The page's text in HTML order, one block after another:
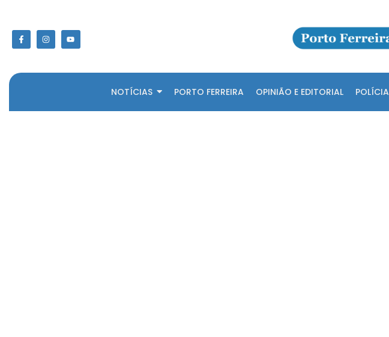
NOTÍCIAS PORTO FERREIRA OPINIÃO E EDITORIAL POLÍCIA